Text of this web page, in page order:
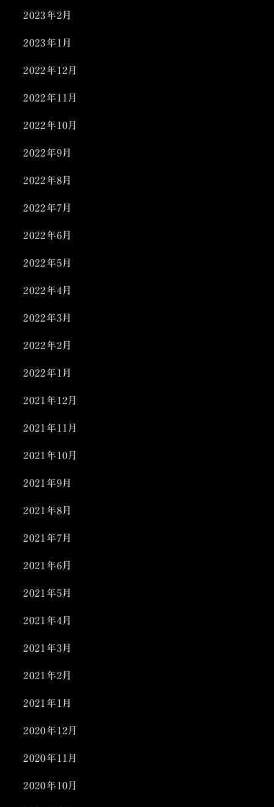
2023年2月
2023年1月
2022年12月
2022年11月
2022年10月
2022年9月
2022年8月
2022年7月
2022年6月
2022年5月
2022年4月
2022年3月
2022年2月
2022年1月
2021年12月
2021年11月
2021年10月
2021年9月
2021年8月
2021年7月
2021年6月
2021年5月
2021年4月
2021年3月
2021年2月
2021年1月
2020年12月
2020年11月
2020年10月